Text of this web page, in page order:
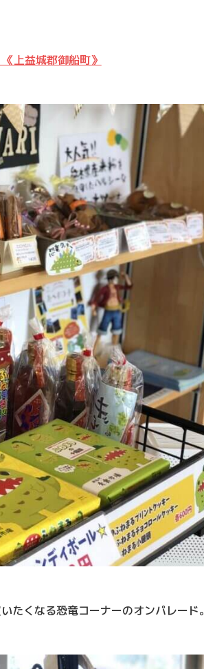
上益城郡御船町》
たくなる恐竜コーナーのオンパレード。